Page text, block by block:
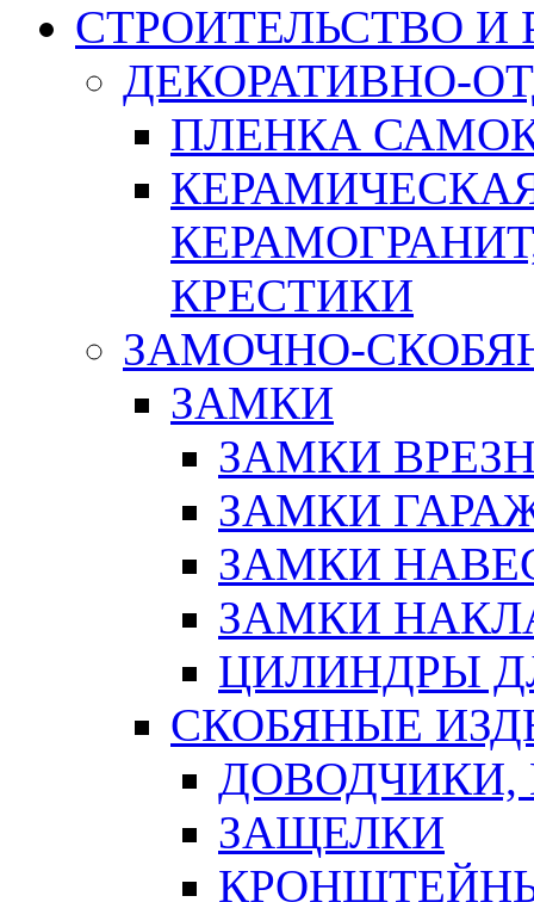
СТРОИТЕЛЬСТВО И
ДЕКОРАТИВНО-
ПЛЕНКА
КРЕСТИКИ
ЗАМОЧНО-
ЗАМКИ
ЗАМКИ
ЗАМКИ
ЗАМКИ
ЗАМКИ
ЦИЛИНДРЫ
СКОБЯНЫЕ
ЗАЩЕЛКИ